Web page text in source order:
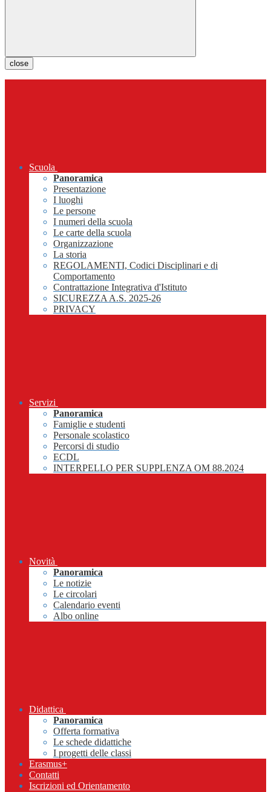
close
Scuola
Panoramica
Presentazione
I luoghi
Le persone
I numeri della scuola
Le carte della scuola
Organizzazione
La storia
REGOLAMENTI, Codici Disciplinari e di
Comportamento
Contrattazione Integrativa d'Istituto
SICUREZZA A.S. 2025-26
PRIVACY
Servizi
Panoramica
Famiglie e studenti
Personale scolastico
Percorsi di studio
ECDL
INTERPELLO PER SUPPLENZA OM 88.2024
Novità
Panoramica
Le notizie
Le circolari
Calendario eventi
Albo online
Didattica
Panoramica
Offerta formativa
Le schede didattiche
I progetti delle classi
Erasmus+
Contatti
Iscrizioni ed Orientamento